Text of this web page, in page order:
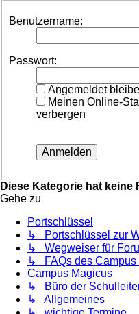
Benutzername:
Passwort:
Angemeldet
Meinen Online-
verbergen
Diese Kategorie hat keine
Gehe zu
Portschlüssel
↳ Portschlüssel zur
↳ Wegweiser für
↳ FAQs des Campus
Campus Magicus
↳ Büro der
↳ Allgemeines